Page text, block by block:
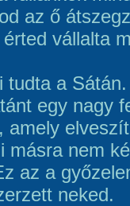
az ő
vállalta
tudta a
egy nagy
amely
másra nem
az a
neked.